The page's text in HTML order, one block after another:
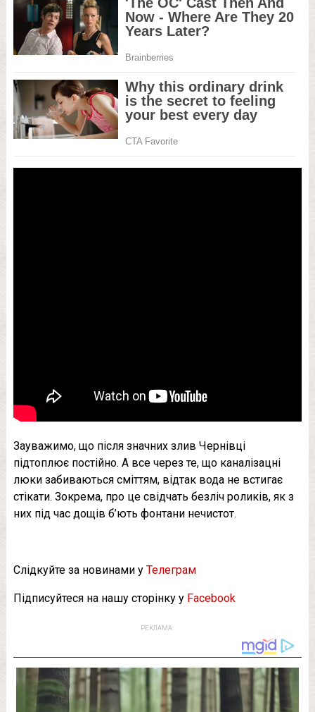
Зауважимо, що після значних злив Чернівці
підтоплює постійно. А все через те, що каналізацні
люки забиваються сміттям, відтак вода не встигає
стікати. Зокрема, про це свідчать безліч роликів, як з
них під час дощів б’ють фонтани нечистот.
Слідкуйте за новинами у Телеграм
Підписуйтеся на нашу сторінку у Facebook
РЕКЛАМА: